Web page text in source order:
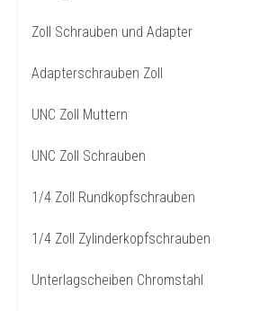
Zoll Schrauben und Adapter
Adapterschrauben Zoll
UNC Zoll Muttern
UNC Zoll Schrauben
1/4 Zoll Rundkopfschrauben
1/4 Zoll Zylinderkopfschrauben
Unterlagscheiben Chromstahl